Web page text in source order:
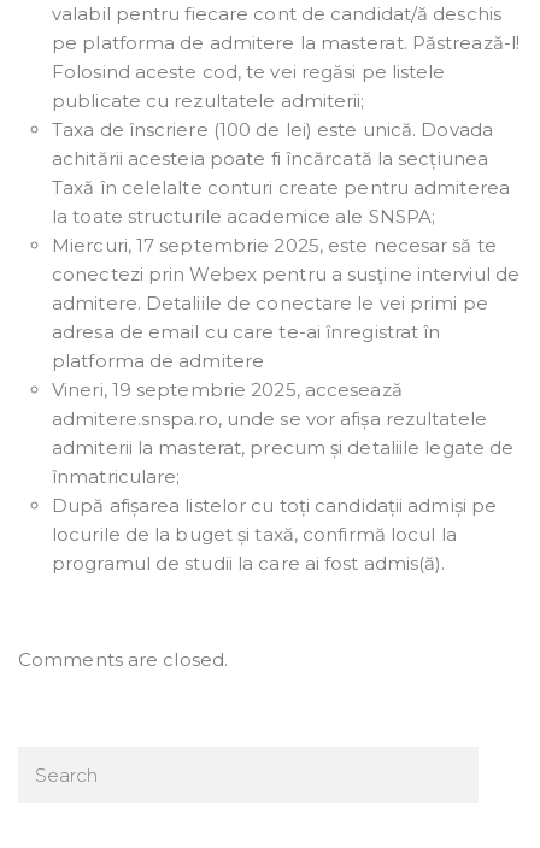
valabil pentru fiecare cont de candidat/ă deschis
pe platforma de admitere la masterat. Păstrează-l!
Folosind aceste cod, te vei regăsi pe listele
publicate cu rezultatele admiterii;
Taxa de înscriere (100 de lei) este unică. Dovada
achitării acesteia poate fi încărcată la secțiunea
Taxă în celelalte conturi create pentru admiterea
la toate structurile academice ale SNSPA;
Miercuri, 17 septembrie 2025, este necesar să te
conectezi prin Webex pentru a susţine interviul de
admitere. Detaliile de conectare le vei primi pe
adresa de email cu care te-ai înregistrat în
platforma de admitere
Vineri, 19 septembrie 2025, accesează
admitere.snspa.ro, unde se vor afișa rezultatele
admiterii la masterat, precum și detaliile legate de
înmatriculare;
După afișarea listelor cu toți candidații admiși pe
locurile de la buget și taxă, confirmă locul la
programul de studii la care ai fost admis(ă).
Comments are closed.